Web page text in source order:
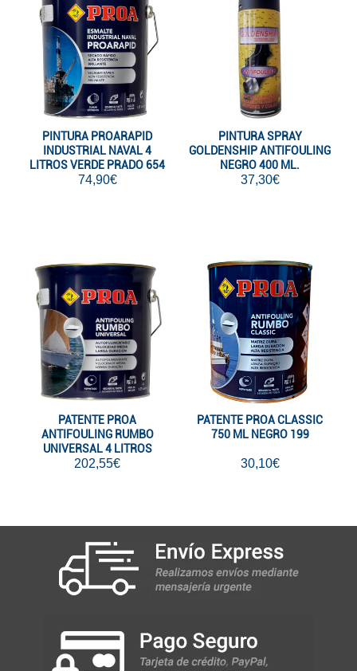
PINTURA PROARAPID
INDUSTRIAL NAVAL 4
LITROS VERDE PRADO 654
74,90€
PINTURA SPRAY
GOLDENSHIP ANTIFOULING
NEGRO 400 ML.
37,30€
PATENTE PROA
ANTIFOULING RUMBO
UNIVERSAL 4 LITROS
NEGRO 199
202,55€
PATENTE PROA CLASSIC
750 ML NEGRO 199
30,10€